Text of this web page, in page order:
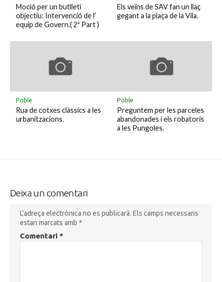
Moció per un butlletí
objectiu: Intervenció de l’
equip de Govern.( 2ª Part )
Els veïns de SAV fan un llaç
gegant a la plaça de la Vila.
Poble
Rua de cotxes clàssics a les
urbanitzacions.
Poble
Preguntem per les parceles
abandonades i els robatoris
a les Pungoles.
Deixa un comentari
L'adreça electrònica no es publicarà. Els camps necessaris
estan marcats amb *
Comentari *